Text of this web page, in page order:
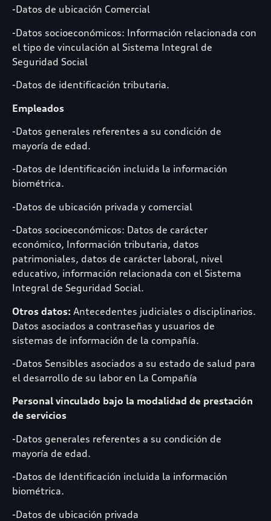
-Datos de ubicación Comercial
-Datos socioeconómicos: Información relacionada con
el tipo de vinculación al Sistema Integral de
Seguridad Social
-Datos de identificación tributaria.
Empleados
-Datos generales referentes a su condición de
mayoría de edad.
-Datos de Identificación incluida la información
biométrica.
-Datos de ubicación privada y comercial
-Datos socioeconómicos: Datos de carácter
económico, Información tributaria, datos
patrimoniales, datos de carácter laboral, nivel
educativo, información relacionada con el Sistema
Integral de Seguridad Social.
Otros datos: Antecedentes judiciales o disciplinarios.
Datos asociados a contraseñas y usuarios de
sistemas de información de la compañía.
-Datos Sensibles asociados a su estado de salud para
el desarrollo de su labor en La Compañía
Personal vinculado bajo la modalidad de prestación
de servicios
-Datos generales referentes a su condición de
mayoría de edad.
-Datos de Identificación incluida la información
biométrica.
-Datos de ubicación privada